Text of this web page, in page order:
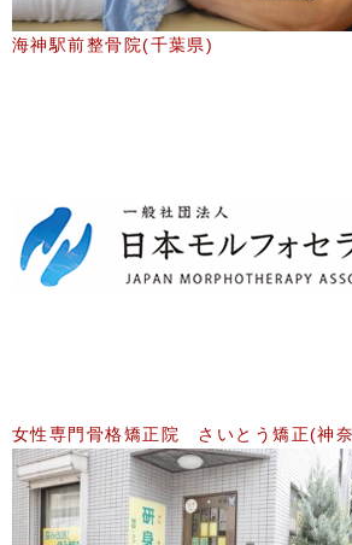
海神駅前整骨院(千葉県)
女性専門骨格矯正院 さいとう矯正(神